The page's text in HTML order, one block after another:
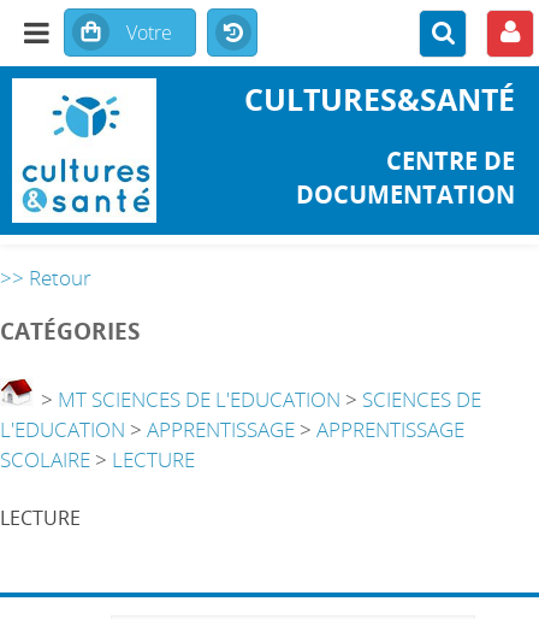
CULTURES&SANTÉ
CENTRE DE
DOCUMENTATION
>> Retour
CATÉGORIES
> MT SCIENCES DE L'EDUCATION > SCIENCES DE
L'EDUCATION > APPRENTISSAGE > APPRENTISSAGE
SCOLAIRE > LECTURE
LECTURE